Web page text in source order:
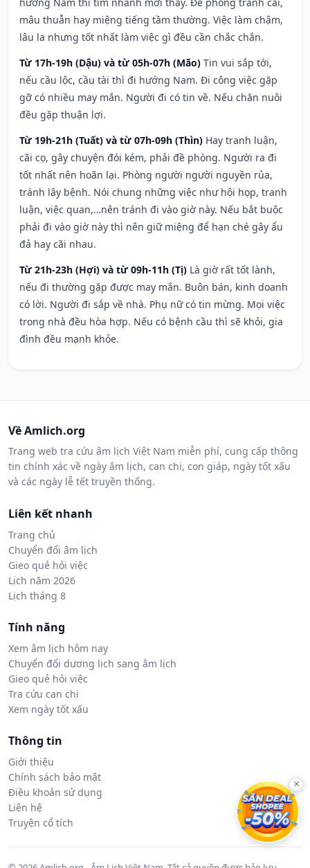
mâu thuẫn hay miệng tiếng tầm thường. Việc làm chậm,
lâu la nhưng tốt nhất làm việc gì đều cần chắc chắn.
Từ 17h-19h (Dậu) và từ 05h-07h (Mão) Tin vui sắp tới,
nếu cầu lộc, cầu tài thì đi hướng Nam. Đi công việc gặp
gỡ có nhiều may mắn. Người đi có tin về. Nếu chăn nuôi
đều gặp thuận lợi.
Từ 19h-21h (Tuất) và từ 07h-09h (Thìn) Hay tranh luận,
cãi cọ, gây chuyện đói kém, phải đề phòng. Người ra đi
tốt nhất nên hoãn lại. Phòng người người nguyền rủa,
tránh lây bệnh. Nói chung những việc như hội họp, tranh
luận, việc quan,…nên tránh đi vào giờ này. Nếu bắt buộc
phải đi vào giờ này thì nên giữ miệng để hạn ché gây ẩu
đả hay cãi nhau.
Từ 21h-23h (Hợi) và từ 09h-11h (Tị) Là giờ rất tốt lành,
nếu đi thường gặp được may mắn. Buôn bán, kinh doanh
có lời. Người đi sắp về nhà. Phụ nữ có tin mừng. Mọi việc
trong nhà đều hòa hợp. Nếu có bệnh cầu thì sẽ khỏi, gia
đình đều mạnh khỏe.
Về Amlich.org
Trang web tra cứu âm lịch Việt Nam miễn phí, cung cấp thông
tin chính xác về ngày âm lịch, can chi, con giáp, ngày tốt xấu
và các ngày lễ tết truyền thống.
Liên kết nhanh
Trang chủ
Chuyển đổi âm lịch
Gieo quẻ hỏi việc
Lịch năm 2026
Lịch tháng 8
Tính năng
Xem âm lịch hôm nay
Chuyển đổi dương lịch sang âm lịch
Gieo quẻ hỏi việc
Tra cứu can chi
Xem ngày tốt xấu
Thông tin
Giới thiệu
Chính sách bảo mật
Điều khoản sử dụng
Liên hệ
Truyện cổ tích
×